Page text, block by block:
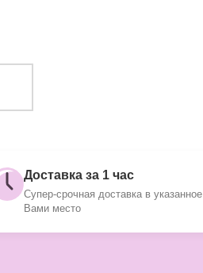
Доставка за 1 час
Супер-срочная доставка в указанное
Вами место